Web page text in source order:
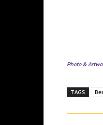
Photo &
TAGS